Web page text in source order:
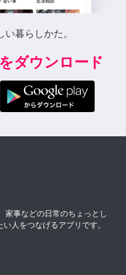
暮らしかた。
ダウンロード
家事などの日常のちょっとし
人をつなげるアプリです。